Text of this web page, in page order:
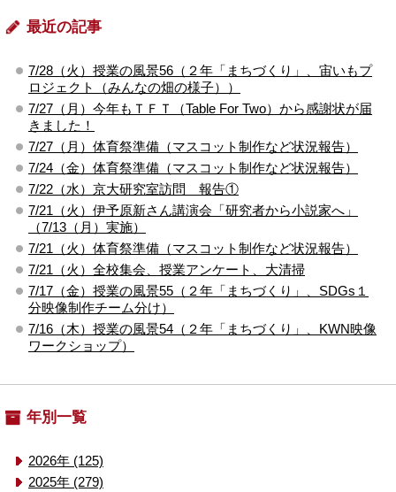
最近の記事
7/28（火）授業の風景56（２年「まちづくり」、宙いもプ
ロジェクト（みんなの畑の様子））
7/27（月）今年もＴＦＴ（Table For Two）から感謝状が届
きました！
7/27（月）体育祭準備（マスコット制作など状況報告）
7/24（金）体育祭準備（マスコット制作など状況報告）
7/22（水）京大研究室訪問 報告①
7/21（火）伊予原新さん講演会「研究者から小説家へ」
（7/13（月）実施）
7/21（火）体育祭準備（マスコット制作など状況報告）
7/21（火）全校集会、授業アンケート、大清掃
7/17（金）授業の風景55（２年「まちづくり」、SDGs１
分映像制作チーム分け）
7/16（木）授業の風景54（２年「まちづくり」、KWN映像
ワークショップ）
年別一覧
2026年 (125)
2025年 (279)